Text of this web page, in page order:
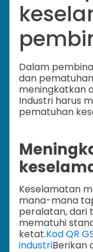
Dalam
dan
meningkatkan
Industri harus
pematuhan
Keselamatan
mana-mana
peralatan, dari
mematuhi
ketat.Kod QR
industriBerikan